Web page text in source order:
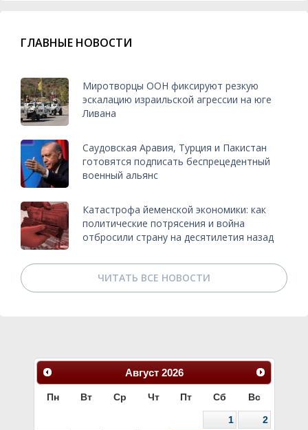
ГЛАВНЫЕ НОВОСТИ
Миротворцы ООН фиксируют резкую
эскалацию израильской агрессии на юге
Ливана
Саудовская Аравия, Турция и Пакистан
готовятся подписать беспрецедентный
военный альянс
Катастрофа йеменской экономики: как
политические потрясения и война
отбросили страну на десятилетия назад
ЧИТАТЬ ВСЕ НОВОСТИ
Август 2026
Пн Вт Ср Чт Пт Сб Вс
1
2